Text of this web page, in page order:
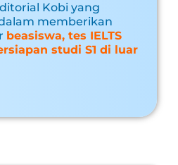
Kobi yang
memberikan
beasiswa, tes IELTS
studi S1 di luar